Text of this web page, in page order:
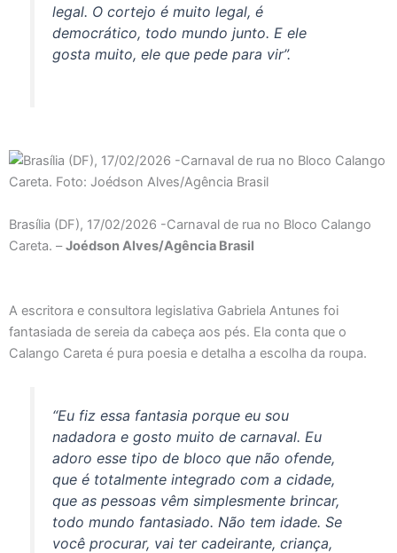
legal. O cortejo é muito legal, é
democrático, todo mundo junto. E ele
gosta muito, ele que pede para vir”.
Brasília (DF), 17/02/2026 -Carnaval de rua no Bloco Calango
Careta. –Joédson Alves/Agência Brasil
A escritora e consultora legislativa Gabriela Antunes foi
fantasiada de sereia da cabeça aos pés. Ela conta que o
Calango Careta é pura poesia e detalha a escolha da roupa.
“Eu fiz essa fantasia porque eu sou
nadadora e gosto muito de carnaval. Eu
adoro esse tipo de bloco que não ofende,
que é totalmente integrado com a cidade,
que as pessoas vêm simplesmente brincar,
todo mundo fantasiado. Não tem idade. Se
você procurar, vai ter cadeirante, criança,